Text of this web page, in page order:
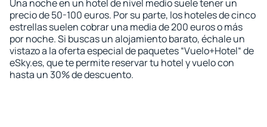
Una noche en un hotel de nivel medio suele tener un
precio de 50-100 euros. Por su parte, los hoteles de cinco
estrellas suelen cobrar una media de 200 euros o más
por noche. Si buscas un alojamiento barato, échale un
vistazo a la oferta especial de paquetes “Vuelo+Hotel“ de
eSky.es, que te permite reservar tu hotel y vuelo con
hasta un 30% de descuento.